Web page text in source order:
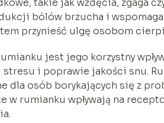
bólów brzucha i
przynieść ulgę osobom
jest jego korzystny
i poprawie jakości snu.
dla osób borykających się z
w rumianku wpływają na